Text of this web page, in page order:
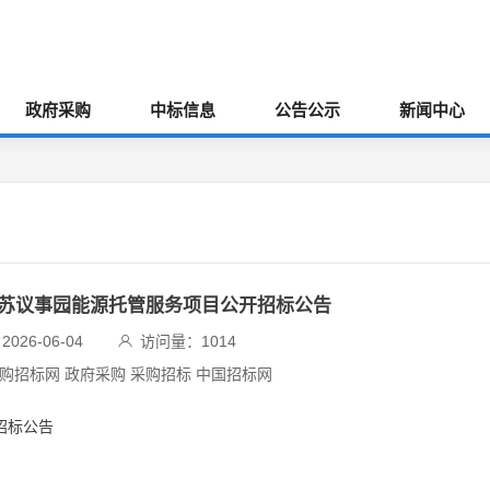
政府采购 中标信息 公告公示 新闻中心
议事园能源托管服务项目公开招标公告
06-04 访问量： 1014
招标网 政府采购 采购招标 中国招标网
标公告